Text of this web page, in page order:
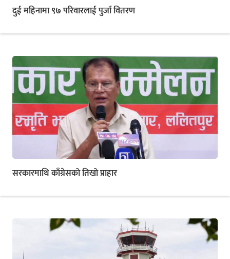
दुई महिनामा ९७ परिवारलाई पुर्जा वितरण
सरकारमाथि काँग्रेसको तिखो प्राहार